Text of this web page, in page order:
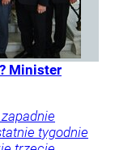
Minister
tygodnie